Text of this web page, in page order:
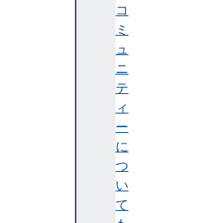
コ
ミ
ュ
ニ
テ
ィ
ー
に
つ
い
て